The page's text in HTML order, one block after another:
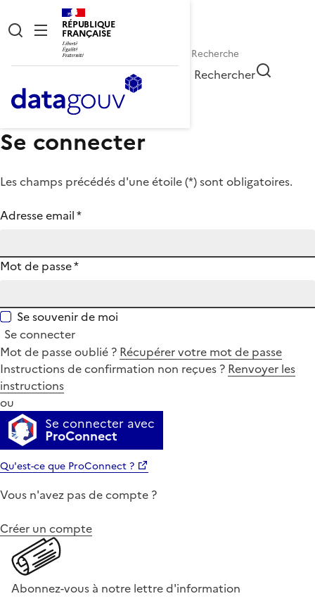
RÉPUBLIQUE
FRANÇAISE
Rechercher
Se connecter
Les champs précédés d'une étoile (*) sont obligatoires.
Adresse email*
Mot de passe*
Se souvenir de moi
Se connecter
Mot de passe oublié ? Récupérer votre mot de passe
Instructions de confirmation non reçues ? Renvoyer les
instructions
ou
Se connecter avec
ProConnect
Qu'est-ce que ProConnect ?
Vous n'avez pas de compte ?
Créer un compte
Abonnez-vous à notre lettre d'information